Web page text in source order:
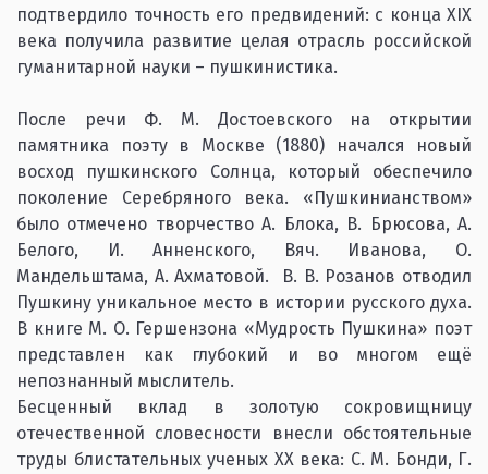
подтвердило точность его предвидений: с конца ХIХ
века получила развитие целая отрасль российской
гуманитарной науки – пушкинистика.
После речи Ф. М. Достоевского на открытии
памятника поэту в Москве (1880) начался новый
восход пушкинского Солнца, который обеспечило
поколение Серебряного века. «Пушкинианством»
было отмечено творчество А. Блока, В. Брюсова, А.
Белого, И. Анненского, Вяч. Иванова, О.
Мандельштама, А. Ахматовой. В. В. Розанов отводил
Пушкину уникальное место в истории русского духа.
В книге М. О. Гершензона «Мудрость Пушкина» поэт
представлен как глубокий и во многом ещё
непознанный мыслитель.
Бесценный вклад в золотую сокровищницу
отечественной словесности внесли обстоятельные
труды блистательных ученых ХХ века: С. М. Бонди, Г.